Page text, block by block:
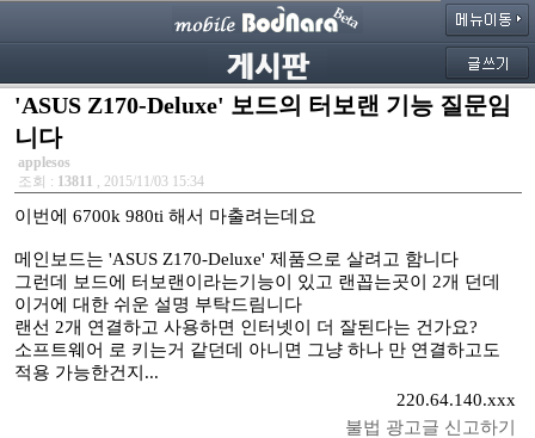
'ASUS Z170-Deluxe' 보드의 터보랜 기능 질문임
니다
applesos
조회 : 13811 , 2015/11/03 15:34
이번에 6700k 980ti 해서 마출려는데요
메인보드는 'ASUS Z170-Deluxe' 제품으로 살려고 함니다
그런데 보드에 터보랜이라는기능이 있고 랜꼽는곳이 2개 던데
이거에 대한 쉬운 설명 부탁드림니다
랜선 2개 연결하고 사용하면 인터넷이 더 잘된다는 건가요?
소프트웨어 로 키는거 같던데 아니면 그냥 하나 만 연결하고도
적용 가능한건지...
220.64.140.xxx
불법 광고글 신고하기